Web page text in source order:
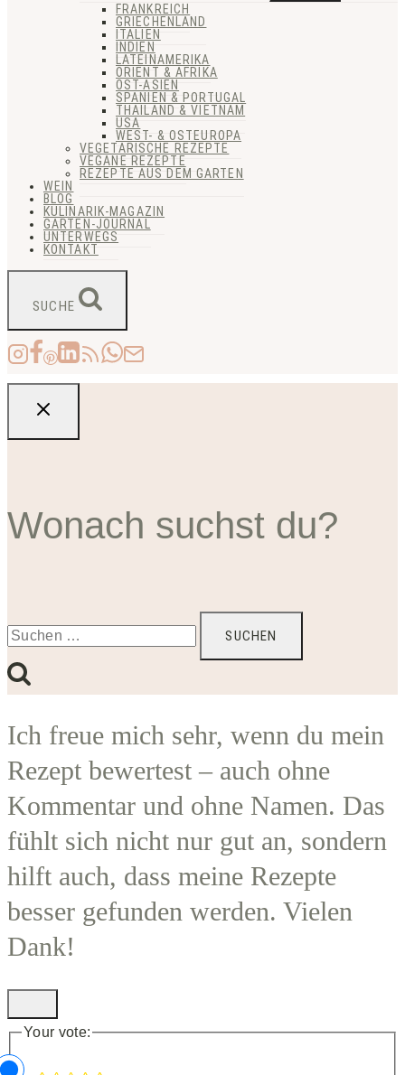
FRANKREICH
GRIECHENLAND
ITALIEN
INDIEN
LATEINAMERIKA
ORIENT & AFRIKA
OST-ASIEN
SPANIEN & PORTUGAL
THAILAND & VIETNAM
USA
WEST- & OSTEUROPA
VEGETARISCHE REZEPTE
VEGANE REZEPTE
REZEPTE AUS DEM GARTEN
WEIN
BLOG
KULINARIK-MAGAZIN
GARTEN-JOURNAL
UNTERWEGS
KONTAKT
SUCHE
Wonach suchst du?
Suchen
nach:
Ich freue mich sehr, wenn du mein
Rezept bewertest – auch ohne
Kommentar und ohne Namen. Das
fühlt sich nicht nur gut an, sondern
hilft auch, dass meine Rezepte
besser gefunden werden. Vielen
Dank!
Your vote: